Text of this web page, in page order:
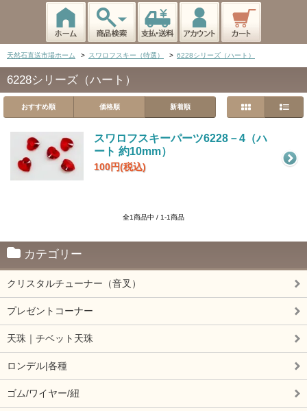
天然石直送市場ホーム > スワロフスキー（特選） > 6228シリーズ（ハート）
6228シリーズ（ハート）
おすすめ順 価格順 新着順
スワロフスキーパーツ6228－4（ハ
ート 約10mm）
100円(税込)
全1商品中 / 1-1商品
カテゴリー
クリスタルチューナー（音叉）
プレゼントコーナー
天珠｜チベット天珠
ロンデル|各種
ゴム/ワイヤー/紐